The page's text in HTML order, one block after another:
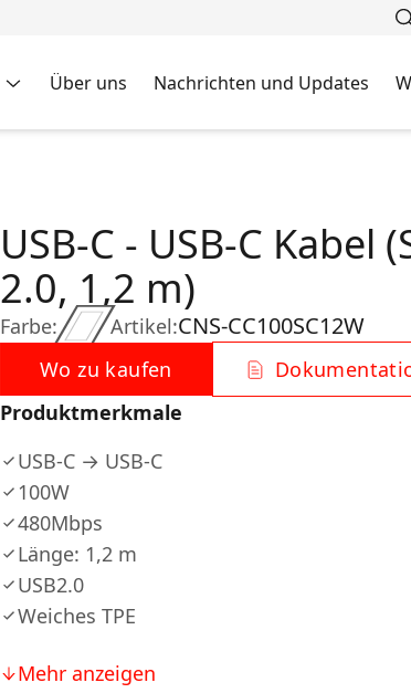
Über uns Nachrichten und Updates
Farbe:
USB-C - USB-C Kabel
2.0, 1,2 m)
Artikel:CNS-CC100SC12W
Wo zu kaufen
Produktmerkmale
USB-C → USB-C
100W
480Mbps
Länge: 1,2 m
USB2.0
Weiches TPE
Mehr anzeigen